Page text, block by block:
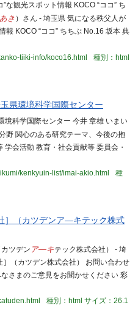
な観光スポット情報 KOCO “ココ” ち
あき ）さん - 埼玉県 気になる秩父人が
報 KOCO “ココ” ちちぶ No.16 坂本 典
tiiki-info/koco16.html
種別：html
県環境科学国際センター
境科学国際センター 今井 章雄 いまい
野 関心のある研究テーマ、今後の抱
会活動 教育・社会貢献等 委員会・
kenkyuin-list/imai-akio.html
種
］（カツデンア―キテック株式
ツデン ア―キテック株式会社） - 埼
（カツデン株式会社） お問い合わせ
さまのご意見をお聞かせください 彩
種別：html サイズ：26.1